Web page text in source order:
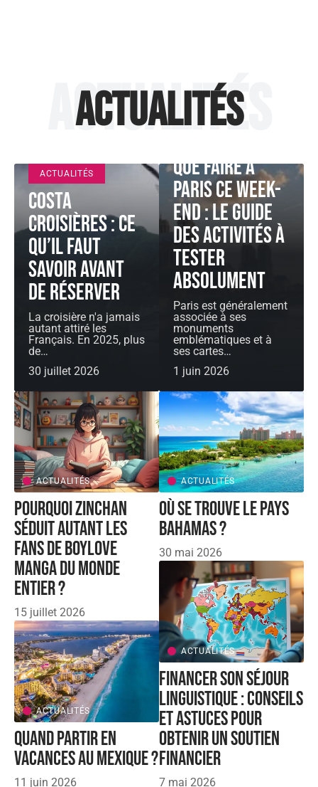
Actualités
Actualités
ACTUALITÉS
Costa
Croisières : ce
qu’il faut
savoir avant
de réserver
La croisière n'a jamais
autant attiré les
Français. En 2025, plus
de…
30 juillet 2026
ACTUALITÉS
Pourquoi Zinchan
séduit autant les
fans de boylove
manga du monde
entier ?
15 juillet 2026
ACTUALITÉS
Quand partir en
vacances au Mexique ?
11 juin 2026
Que faire à
Paris ce week-
end : le guide
des activités à
tester
absolument
Paris est généralement
associée à ses
monuments
emblématiques et à
ses cartes…
1 juin 2026
ACTUALITÉS
Où se trouve le pays
Bahamas ?
30 mai 2026
ACTUALITÉS
Financer son séjour
linguistique : conseils
et astuces pour
obtenir un soutien
financier
7 mai 2026